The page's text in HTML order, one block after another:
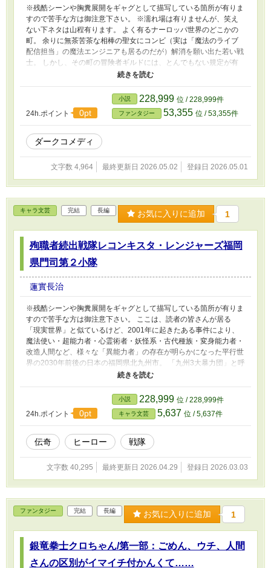
※残酷シーンや胸糞展開をギャグとして描写している箇所が有りま
すので苦手な方は御注意下さい。 ※濡れ場は有りませんが、笑え
ない下ネタは山程有ります。 よく有るナーロッパ世界のどこかの
町。 余りに無茶苦茶な相棒の聖女にコンビ（実は「魔法のライブ
配信担当」の魔法エンジニアも居るのだが）解消を願い出た若い戦
士。 しかし、その町の冒険者ギルドには、とんでもない規定が有
り……？ これは「100年以内に滅ぶのが確実」なドン詰まりの世界
で、絶望の未来から全力で目を逸らし、善にも悪にも成り切れない
まま、それでも必死に今日を生きようとする者達の悲喜劇である。
「なろう」「カクヨム」「アルファポリス」「Novel Days」「ノ
ベルアップ+」「Tales」に同じモノを投稿しています。
24h.ポイント 0pt
小説 228,999 位 / 228,999件
ファンタジー 53,355 位 / 53,355件
ダークコメディ
文字数 4,964 最終更新日 2026.05.02 登録日 2026.05.01
キャラ文芸 完結 長編 お気に入りに追加 1
殉職者続出戦隊レコンキスタ・レンジャーズ福岡
県門司第２小隊
蓮實長治
※残酷シーンや胸糞展開をギャグとして描写している箇所が有りま
すので苦手な方は御注意下さい。 ここは、読者の皆さんが居る
「現実世界」と似ているけど、2001年に起きたある事件により、
魔法使い・超能力者・心霊術者・妖怪系・古代種族・変身能力者・
改造人間など、様々な「異能力者」の存在が明らかになった平行世
界の2030年前後の日本の福岡県北九州市。 「九州3大暴力団」と呼
ばれた、北九州市の青龍敬神会、久留米市の安徳ホールディング
ス、熊本県の龍虎興業の3つの「妖怪系ヤクザ」が次々と潰れたせ
いで、対異能力犯罪広域警察ことレコンキスタ(何の略かは不明)の
九州支局は、逆に、てんやわんやの大騒ぎ。 しかし、何故か、潰
れた筈の暴力団の内の2つに外国の犯罪組織が大量の武器弾薬を
「出荷」しているらしく……その荷物が九州に到着するのは……何
と24時間以内。 妖怪系ヤクザの残党達と、警察戦隊の間で始まる
争奪戦の行方や如何に？ そして、1つだけ不穏な動きをしてい
る……と言うより何故か動こうとしない勢力が……？ 「なろう」
「カクヨム」「アルファポリス」「Novel Days」「ノベルアップ
24h.ポイント 0pt
小説 228,999 位 / 228,999件
キャラ文芸 5,637 位 / 5,637件
伝奇 ヒーロー 戦隊
文字数 40,295 最終更新日 2026.04.29 登録日 2026.03.03
ファンタジー 完結 長編 お気に入りに追加 1
銀竜拳士クロちゃん/第一部：ごめん、ウチ、人間
さんの区別がイマイチ付かんくて……